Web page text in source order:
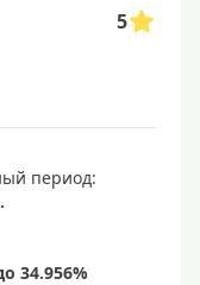
5
период: